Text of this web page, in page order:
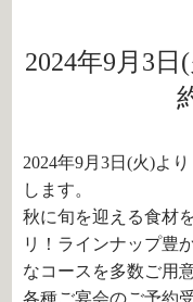
2024年9月3
2024年9月3日(火)よ
します。
秋に旬を迎える食材
リ！ラインナップ豊
なコースを多数ご用
各種ご宴会のご予約